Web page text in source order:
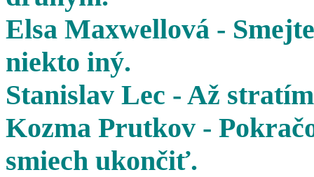
Elsa Maxwellová -
niekto iný.
Stanislav Lec - Až
Kozma Prutkov -
smiech ukončiť.